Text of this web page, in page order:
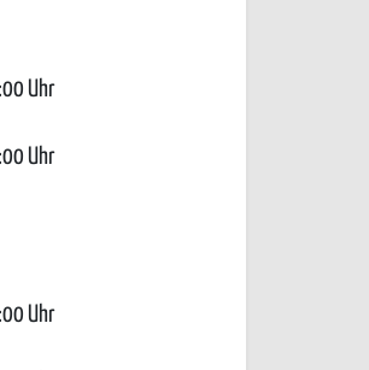
Uhr
Uhr
Uhr